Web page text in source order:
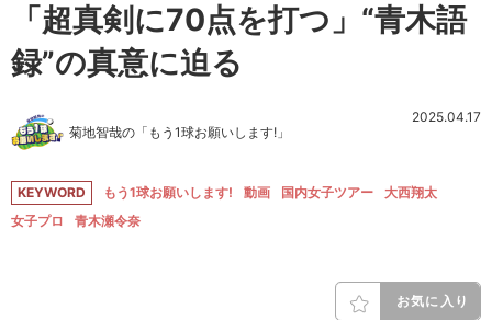
「超真剣に70点を打つ」“青木語
録”の真意に迫る
菊地智哉の「もう1球お願いします!」
2025.04.17
KEYWORD もう1球お願いします! 動画 国内女子ツアー
大西翔太
女子プロ
青木瀬令奈
お気に入り